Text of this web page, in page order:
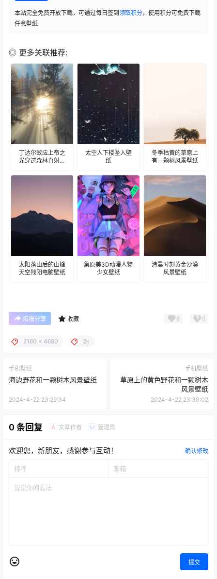
本站完全免费开放下载，可通过每日签到 领取积分，使用积分可免费下载
任意壁纸
◎ 更多关联推荐:
丁达尔效应上帝之
光穿过森林直射壁
太空人下楼坠入壁
纸
冬季枯黄的草原上
有一颗树风景壁纸
太阳落山后的山峰
天空残阳电脑壁纸
集原美3D动漫人物
少女壁纸
清晨时刻黄金沙漠
风景壁纸
海报分享 收藏 0 0
2160 x 4680 2k
手机壁纸
海边野花和一颗树木风景壁纸
2024-4-22 23:29:34
手机壁纸
草原上的黄色野花和一颗树木
风景壁纸
2024-4-22 23:30:02
0 条回复 A 文章作者 M 管理员
欢迎您，新朋友，感谢参与互动！ 确认修改
提交